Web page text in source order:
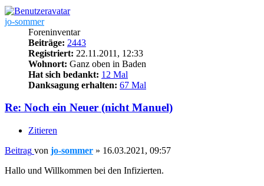
jo-sommer
Foreninventar
Beiträge: 2443
Registriert: 22.11.2011, 12:33
Wohnort: Ganz oben in Baden
Hat sich bedankt: 12 Mal
Danksagung erhalten: 67 Mal
Re: Noch ein Neuer (nicht Manuel)
Zitieren
Beitrag von jo-sommer » 16.03.2021, 09:57
Hallo und Willkommen bei den Infizierten.